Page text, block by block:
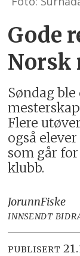
Gode
Norsk
Søndag
Flere
også
som går
klubb.
JorunnFiske
INNSENDT
PUBLISERT